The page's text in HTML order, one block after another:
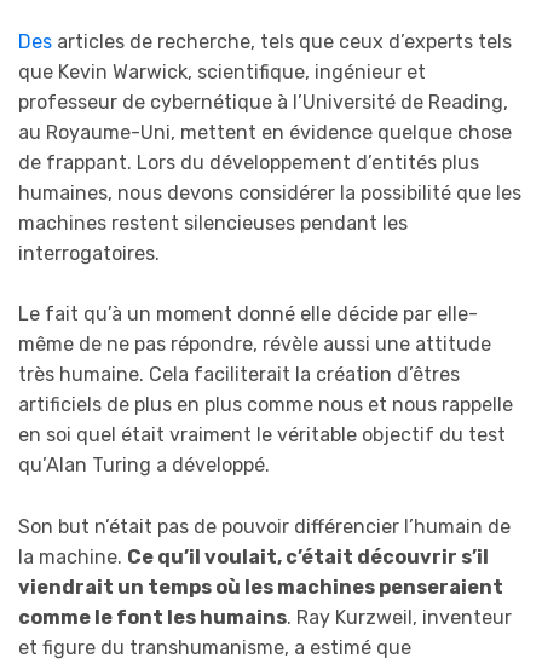
Des articles de recherche, tels que ceux d’experts tels
que Kevin Warwick, scientifique, ingénieur et
professeur de cybernétique à l’Université de Reading,
au Royaume-Uni, mettent en évidence quelque chose
de frappant. Lors du développement d’entités plus
humaines, nous devons considérer la possibilité que les
machines restent silencieuses pendant les
interrogatoires.
Le fait qu’à un moment donné elle décide par elle-
même de ne pas répondre, révèle aussi une attitude
très humaine. Cela faciliterait la création d’êtres
artificiels de plus en plus comme nous et nous rappelle
en soi quel était vraiment le véritable objectif du test
qu’Alan Turing a développé.
Son but n’était pas de pouvoir différencier l’humain de
la machine. Ce qu’il voulait, c’était découvrir s’il
viendrait un temps où les machines penseraient
comme le font les humains. Ray Kurzweil, inventeur
et figure du transhumanisme, a estimé que